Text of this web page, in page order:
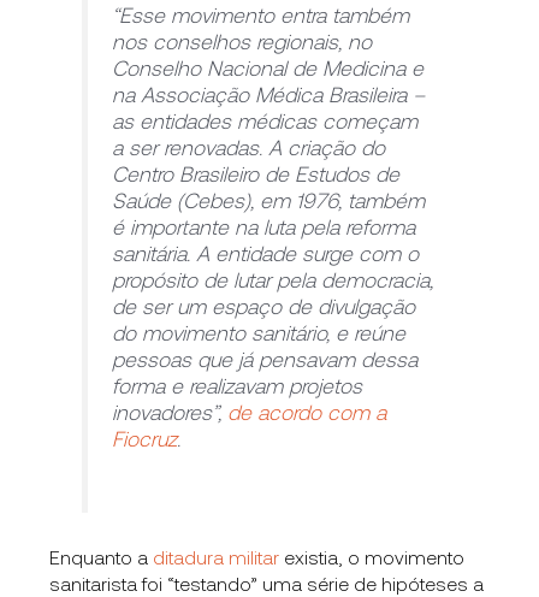
“Esse movimento entra também
nos conselhos regionais, no
Conselho Nacional de Medicina e
na Associação Médica Brasileira –
as entidades médicas começam
a ser renovadas. A criação do
Centro Brasileiro de Estudos de
Saúde (Cebes), em 1976, também
é importante na luta pela reforma
sanitária. A entidade surge com o
propósito de lutar pela democracia,
de ser um espaço de divulgação
do movimento sanitário, e reúne
pessoas que já pensavam dessa
forma e realizavam projetos
inovadores”, de acordo com a
Fiocruz.
Enquanto a ditadura militar existia, o movimento
sanitarista foi “testando” uma série de hipóteses a